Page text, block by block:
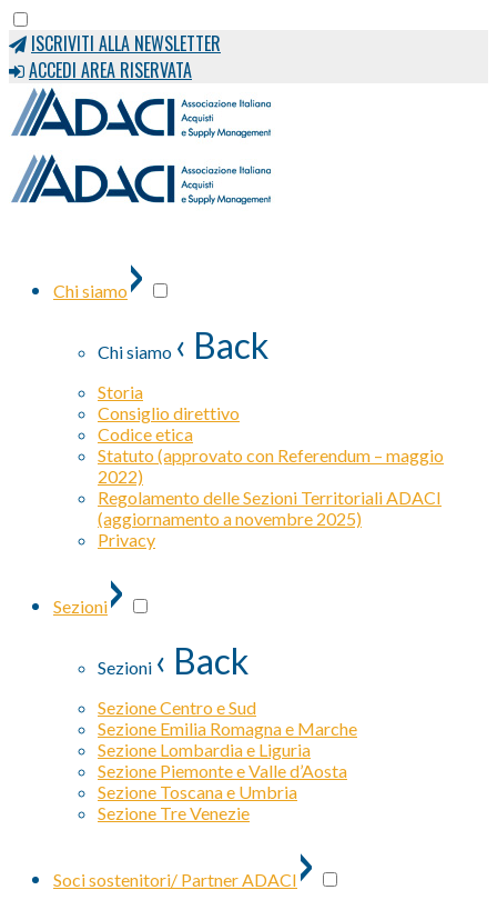
ISCRIVITI ALLA NEWSLETTER
ACCEDI AREA RISERVATA
Chi siamo ›
Chi siamo ‹ Back
Storia
Consiglio direttivo
Codice etica
Statuto (approvato con Referendum – maggio
2022)
Regolamento delle Sezioni Territoriali ADACI
(aggiornamento a novembre 2025)
Privacy
Sezioni›
Sezioni ‹ Back
Sezione Centro e Sud
Sezione Emilia Romagna e Marche
Sezione Lombardia e Liguria
Sezione Piemonte e Valle d’Aosta
Sezione Toscana e Umbria
Sezione Tre Venezie
Soci sostenitori/ Partner ADACI ›